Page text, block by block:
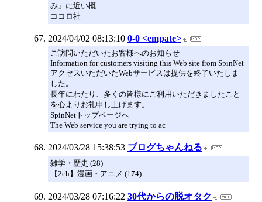
み」に近い概…
ココロ社
2024/04/02 08:13:10 0-0 <empate>
ご訪問いただいたお客様へのお知らせ
Information for customers visiting this Web site from SpinNet
アクセスいただいたWebサービスは提供を終了いたしま
した。
長年にわたり、多くの皆様にご利用いただきましたこと
を心よりお礼申し上げます。
SpinNetトップページへ
The Web service you are trying to ac
2024/03/28 15:38:53 ブログちゃんねる
雑学・歴史 (28)
【2ch】漫画・アニメ (174)
2024/03/28 07:16:22 30代からの脱オタク